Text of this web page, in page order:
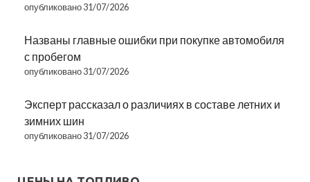
опубликовано 31/07/2026
Названы главные ошибки при покупке автомобиля
с пробегом
опубликовано 31/07/2026
Эксперт рассказал о различиях в составе летних и
зимних шин
опубликовано 31/07/2026